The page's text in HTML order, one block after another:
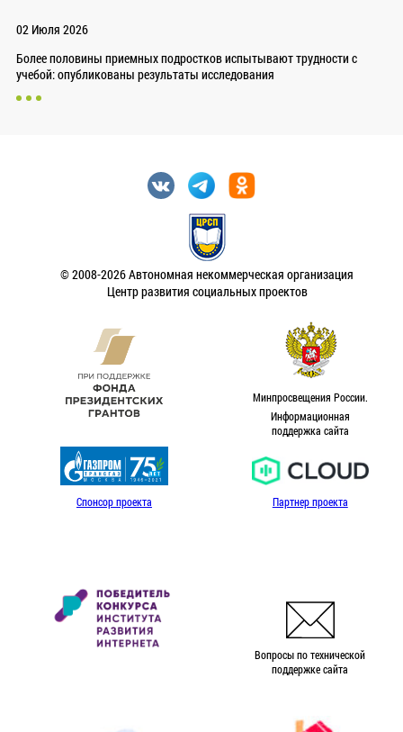
02 Июля 2026
Более половины приемных подростков испытывают трудности с
учебой: опубликованы результаты исследования
© 2008-2026 Автономная некоммерческая организация
Центр развития социальных проектов
Минпросвещения России.
Информационная
поддержка сайта
Спонсор проекта Партнер проекта
Вопросы по технической
поддержке сайта